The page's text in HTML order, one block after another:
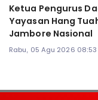
Ketua Pengurus
Yayasan Hang
Jambore Nasional
Rabu, 05 Agu 2026 08:53